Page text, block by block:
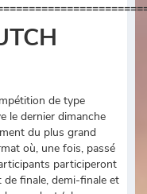
de type
le dernier dimanche
du plus grand
où, une fois, passé
participeront
finale, demi-finale et